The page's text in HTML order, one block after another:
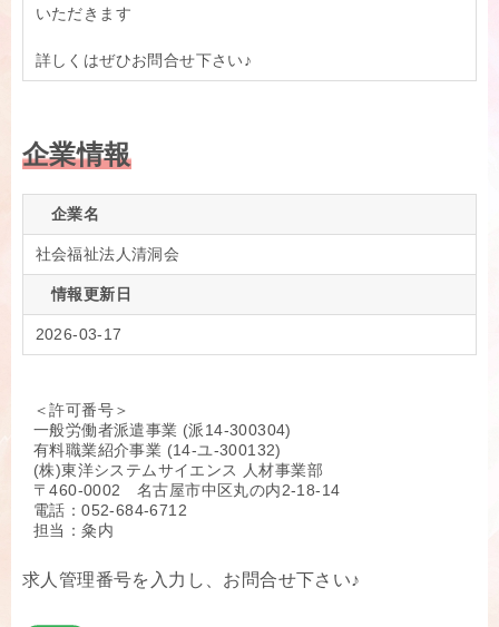
いただきます
詳しくはぜひお問合せ下さい♪
企業情報
企業名
社会福祉法人清洞会
情報更新日
2026-03-17
＜許可番号＞
一般労働者派遣事業 (派14-300304)
有料職業紹介事業 (14-ユ-300132)
(株)東洋システムサイエンス 人材事業部
〒460-0002 名古屋市中区丸の内2-18-14
電話：052-684-6712
担当：粂内
求人管理番号を入力し、お問合せ下さい♪